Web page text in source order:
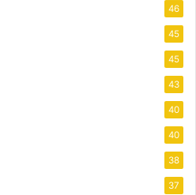
46
45
45
43
40
40
38
37